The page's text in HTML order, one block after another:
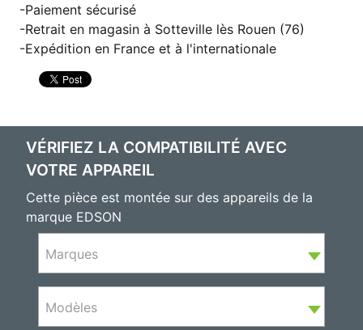
Paiement sécurisé
Retrait en magasin à Sotteville lès Rouen (76)
Expédition en France et à l'internationale
VÉRIFIEZ LA COMPATIBILITÉ AVEC
VOTRE APPAREIL
Cette pièce est montée sur des appareils de la
marque EDSON
Marques
Modèles